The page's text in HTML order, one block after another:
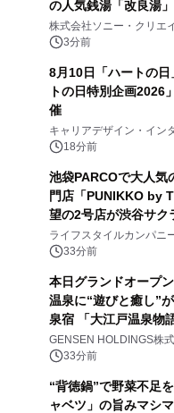
の人気銭湯「改良湯
ラボレーション サ
ボグッズも発売決定！
株式会社ソニー・クリエ
3分前
8月10日「ハートの
トの日特別企画2026
催
キャリアデザイン・イン
会社18分前
池袋PARCOで大人気
門店「PUNIKKO by
望の2号店が渋谷サク
21日オープン！
ライフスタイルカンパニ
33分前
本日グランドオープ
温泉に“遊びと癒し”
泉宿 「大江戸温泉物
井」が誕生
GENSEN HOLDINGS株
33分前
“背徳鍋”で野菜不足
ャベツ」の旨みマシ